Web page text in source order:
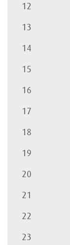
12
13
14
15
16
17
18
19
20
21
22
23